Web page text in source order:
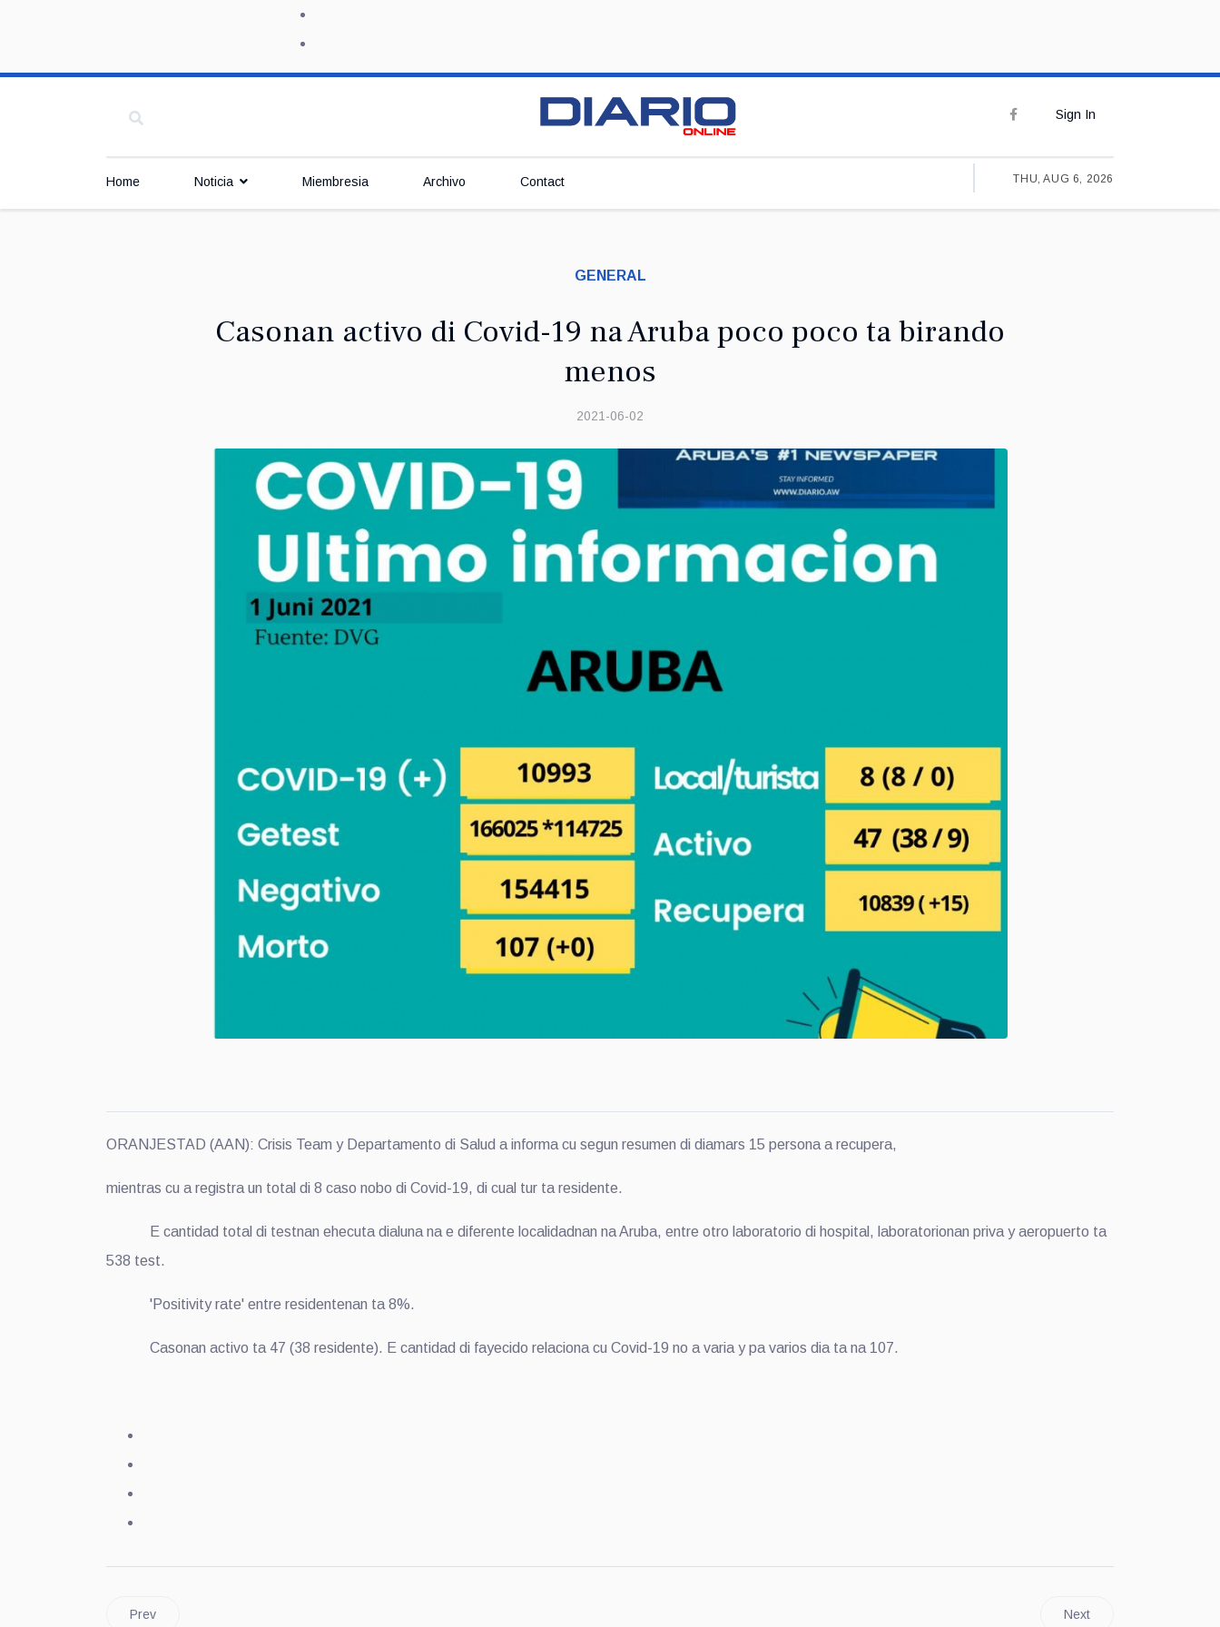
Sign In
Home Noticia Miembresia Archivo Contact THU, AUG 6, 2026
GENERAL
Casonan activo di Covid-19 na Aruba poco poco ta birando
menos
2021-06-02
ORANJESTAD (AAN): Crisis Team y Departamento di Salud a informa cu segun resumen di diamars 15 persona a recupera,
mientras cu a registra un total di 8 caso nobo di Covid-19, di cual tur ta residente.
E cantidad total di testnan ehecuta dialuna na e diferente localidadnan na Aruba, entre otro laboratorio di hospital, laboratorionan priva y aeropuerto ta
538 test.
'Positivity rate' entre residentenan ta 8%.
Casonan activo ta 47 (38 residente). E cantidad di fayecido relaciona cu Covid-19 no a varia y pa varios dia ta na 107.
Prev Next